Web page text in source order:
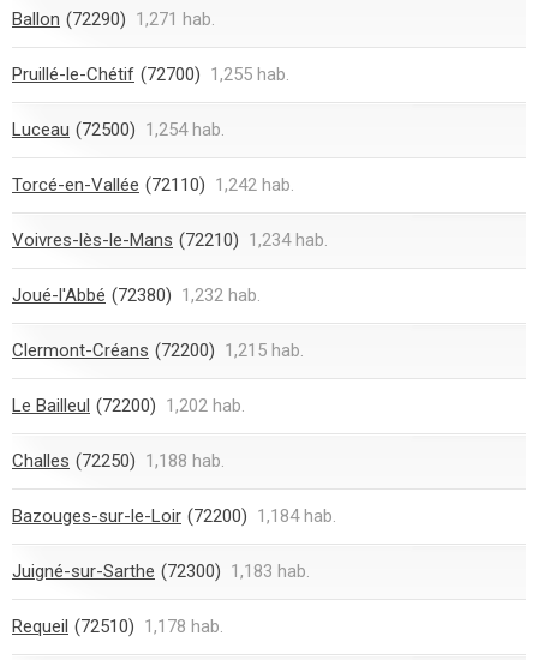
Ballon (72290) 1,271 hab.
Pruillé-le-Chétif (72700) 1,255 hab.
Luceau (72500) 1,254 hab.
Torcé-en-Vallée (72110) 1,242 hab.
Voivres-lès-le-Mans (72210) 1,234 hab.
Joué-l'Abbé (72380) 1,232 hab.
Clermont-Créans (72200) 1,215 hab.
Le Bailleul (72200) 1,202 hab.
Challes (72250) 1,188 hab.
Bazouges-sur-le-Loir (72200) 1,184 hab.
Juigné-sur-Sarthe (72300) 1,183 hab.
Requeil (72510) 1,178 hab.